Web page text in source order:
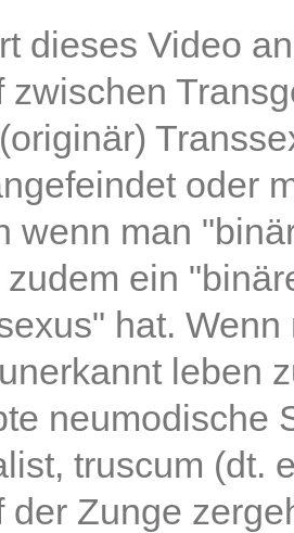
dieses Video
zwischen
oder
wenn man
ein
hat.
leben
neumodische
truscum (dt.
der Zunge